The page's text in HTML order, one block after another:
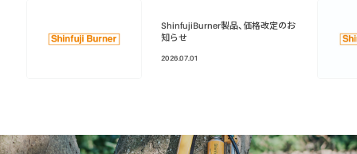
ShinfujiBurner製品、価格改定のお
知らせ
2026.07.01